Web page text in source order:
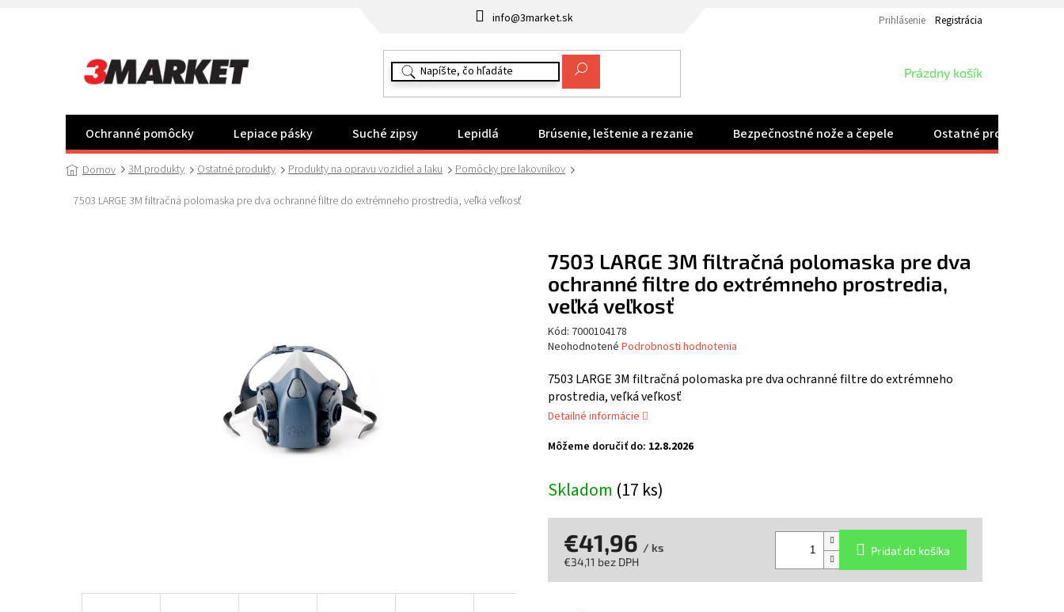
info@3market.sk Prihlásenie Registrácia
NÁKUPNÝ
Prázdny košík
Ochranné pomôcky Lepiace pásky Suché zipsy Lepidlá Brúsenie, leštenie a rezanie Bezpečnostné nože a čepele Ostatné produkty
Domov 3M produkty Ostatné produkty Produkty na opravu vozidiel a laku
Pomôcky pre lakovníkov
7503 LARGE 3M filtračná polomaska pre dva ochranné filtre do extrémneho prostredia, veľká veľkosť
Skladom (17 ks)
Môžeme doručiť do: 12.8.2026
7503 LARGE 3M filtračná polomaska pre dva ochranné filtre do extrémneho
prostredia, veľká veľkosť
Detailné informácie
€41,96 / ks
€34,11 bez DPH
Pridať do košíka
7503 LARGE 3M filtračná polomaska pre dva
ochranné filtre do extrémneho prostredia,
veľká veľkosť
Kód: 7000104178
Priemerné
produktu
je
0,0
z
hviezdičiek.
Neohodnotené Podrobnosti hodnotenia